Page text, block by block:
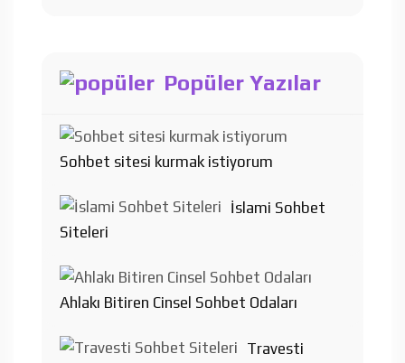
Popüler Yazılar
Sohbet sitesi kurmak istiyorum
İslami Sohbet
Siteleri
Ahlakı Bitiren Cinsel Sohbet Odaları
Travesti